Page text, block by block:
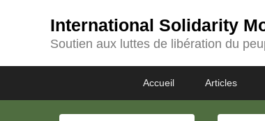
International Solidarity
Soutien aux luttes de libération du
menu
Accueil Articles